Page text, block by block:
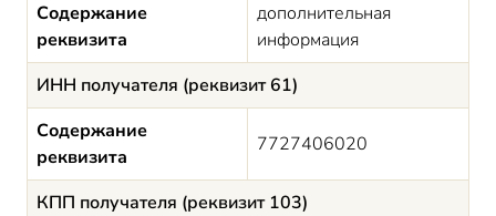
Содержание
реквизита
дополнительная
информация
ИНН получателя (реквизит 61)
Содержание
реквизита
7727406020
КПП получателя (реквизит 103)